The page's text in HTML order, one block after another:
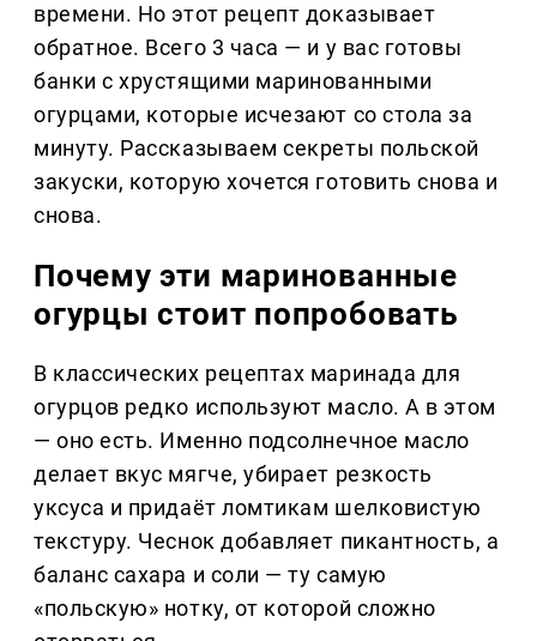
времени. Но этот рецепт доказывает
обратное. Всего 3 часа — и у вас готовы
банки с хрустящими маринованными
огурцами, которые исчезают со стола за
минуту. Рассказываем секреты польской
закуски, которую хочется готовить снова и
снова.
Почему эти маринованные
огурцы стоит попробовать
В классических рецептах маринада для
огурцов редко используют масло. А в этом
— оно есть. Именно подсолнечное масло
делает вкус мягче, убирает резкость
уксуса и придаёт ломтикам шелковистую
текстуру. Чеснок добавляет пикантность, а
баланс сахара и соли — ту самую
«польскую» нотку, от которой сложно